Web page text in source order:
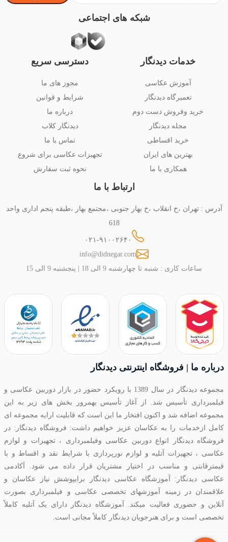
خدمات دیدنگار
آموزش عکاسی
تعمیرگاه دیدنگار
خرید وفروش دست دوم
مجله دیدنگار
خرید اقساطی
بهترین های ایران
همکاری با ما
دسترسی سریع
مجوز های ما
شرایط و قوانین
درباره ما
دیدنگار کلاب
تماس با ما
تجهیزات عکاسی برای شروع
نحوه ثبت سفارش
ارتباط با ما
آدرس : تهران ،خ انقلاب ،خ بهار جنوبی ،مجتمع بهار ،طبقه پنجم اداری واحد
618
۰۲۱-۹۱۰۰۲۶۴۰
info@didnegar.com
ساعات کاری : شنبه تا چهارشنبه 9 الی 18 | پنجشنبه 9 الی 15
شبکه های اجتماعی
درباره ما | فروشگاه اینترنتی دیدنگار
مجموعه دیدنگار در سال 1389 با رویکرد حضور در بازار دوربین عکاسی و
فیلمبرداری تأسیس شد. از آغاز تأسیس بهمرور بخش های زیر به این
مجموعه اضافه شد و اکنون افتخار ما این است که قابلیت ارایه مجموعه ای
کامل ازخدمات را به عکاسان عزیز خواهیم داشت: فروشگاه دیدنگار: در
فروشگاه دیدنگار انواع دوربین عکاسی وفیلمبرداری ، تجهیزات و لوازم
عکاسی ، تجهیزات آتلیه و لوازم نورپردازی با شرایط نقد و اقساط و با
قیمترقابتی و مناسب در اختیار مشتریان قرار داده می شود. آکادمی
عکاسی دیدنگار: آموزشگاه عکاسی دیدنگار برایپوشش نیاز عکاسان و
علاقمندان در زمینه آموزشهای تخصصی عکاسی و فیلمبرداری بصورت
آنلاین و حضوری فعالیت میکند. آموزشگاه دیدنگار دارای یک آتلیه کاملاً
تخصصی است و برای هنرجویان دیدنگار کاملاً مجانی است.